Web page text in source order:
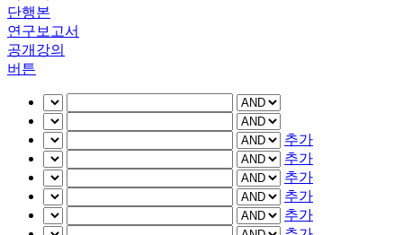
단행본
연구보고서
공개강의
버튼
추가
추가
추가
추가
추가